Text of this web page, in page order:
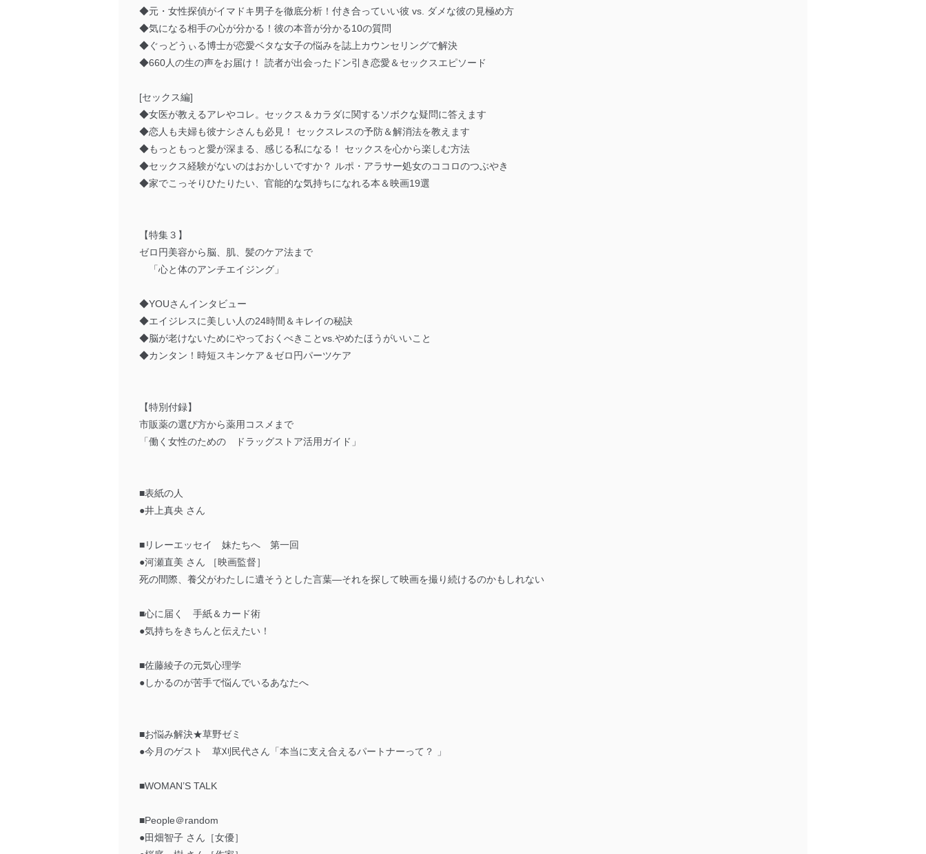
◆元・女性探偵がイマドキ男子を徹底分析！付き合っていい彼 vs. ダメな彼の見極め方
◆気になる相手の心が分かる！彼の本音が分かる10の質問
◆ぐっどうぃる博士が恋愛ベタな女子の悩みを誌上カウンセリングで解決
◆660人の生の声をお届け！ 読者が出会ったドン引き恋愛＆セックスエピソード
[セックス編]
◆女医が教えるアレやコレ。セックス＆カラダに関するソボクな疑問に答えます
◆恋人も夫婦も彼ナシさんも必見！ セックスレスの予防＆解消法を教えます
◆もっともっと愛が深まる、感じる私になる！ セックスを心から楽しむ方法
◆セックス経験がないのはおかしいですか？ ルポ・アラサー処女のココロのつぶやき
◆家でこっそりひたりたい、官能的な気持ちになれる本＆映画19選
【特集３】
ゼロ円美容から脳、肌、髪のケア法まで
「心と体のアンチエイジング」
◆YOUさんインタビュー
◆エイジレスに美しい人の24時間＆キレイの秘訣
◆脳が老けないためにやっておくべきことvs.やめたほうがいいこと
◆カンタン！時短スキンケア＆ゼロ円パーツケア
【特別付録】
市販薬の選び方から薬用コスメまで
「働く女性のための ドラッグストア活用ガイド」
■表紙の人
●井上真央 さん
■リレーエッセイ 妹たちへ 第一回
●河瀬直美 さん ［映画監督］
死の間際、養父がわたしに遺そうとした言葉―それを探して映画を撮り続けるのかもしれない
■心に届く 手紙＆カード術
●気持ちをきちんと伝えたい！
■佐藤綾子の元気心理学
●しかるのが苦手で悩んでいるあなたへ
■お悩み解決★草野ゼミ
●今月のゲスト 草刈民代さん「本当に支え合えるパートナーって？ 」
■WOMAN’S TALK
■People＠random
●田畑智子 さん［女優］